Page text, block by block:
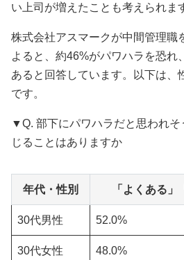
い上司が増えたことも考えられま
株式会社アスマークが中間管理職
よると、約46%がパワハラを恐れ
あると回答しています。以下は、
です。
▼Q. 部下にパワハラだと思われ
じることはありますか
年代・性別 「よくある
30代男性 52.0%
30代女性 48.0%